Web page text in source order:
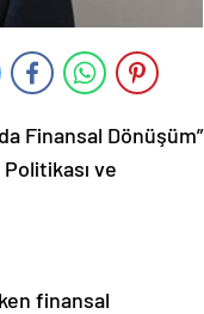
Finansal Dönüşüm”
ve
finansal